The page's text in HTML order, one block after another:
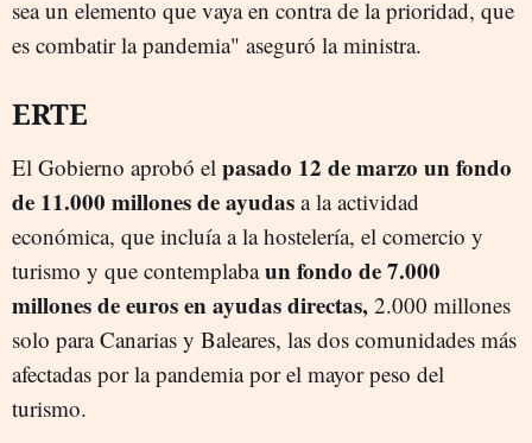
sea un elemento que vaya en contra de la prioridad, que
es combatir la pandemia" aseguró la ministra.
ERTE
El Gobierno aprobó el pasado 12 de marzo un fondo
de 11.000 millones de ayudas a la actividad
económica, que incluía a la hostelería, el comercio y
turismo y que contemplabaun fondo de 7.000
millones de euros en ayudas directas, 2.000 millones
solo para Canarias y Baleares, las dos comunidades más
afectadas por la pandemia por el mayor peso del
turismo.